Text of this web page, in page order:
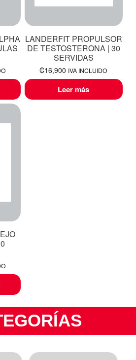
LANDERFIT PROPULSOR
DE TESTOSTERONA | 30
SERVIDAS
₡16,900 IVA INCLUIDO
Leer más